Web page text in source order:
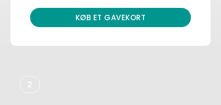
KØB ET GAVEKORT
2